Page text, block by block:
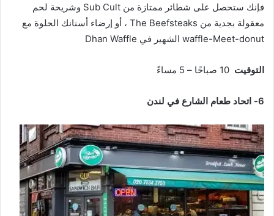
فإنك ستحصل على شطائر ممتازة من Sub Cult وشريحة لحم
معقولة بجدية من The Beefsteaks ، أو إرضاء أسنانك الحلوة مع
waffle-Meet-donut الشهير في Dhan Waffle
التوقيت
6- اتحاد طعام الشارع في لندن